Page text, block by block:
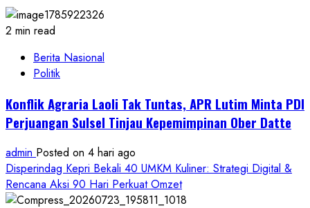
2 min read
Berita Nasional
Politik
Konflik Agraria Laoli Tak Tuntas, APR Lutim Minta PDI
Perjuangan Sulsel Tinjau Kepemimpinan Ober Datte
admin Posted on 4 hari ago
Disperindag Kepri Bekali 40 UMKM Kuliner: Strategi Digital &
Rencana Aksi 90 Hari Perkuat Omzet